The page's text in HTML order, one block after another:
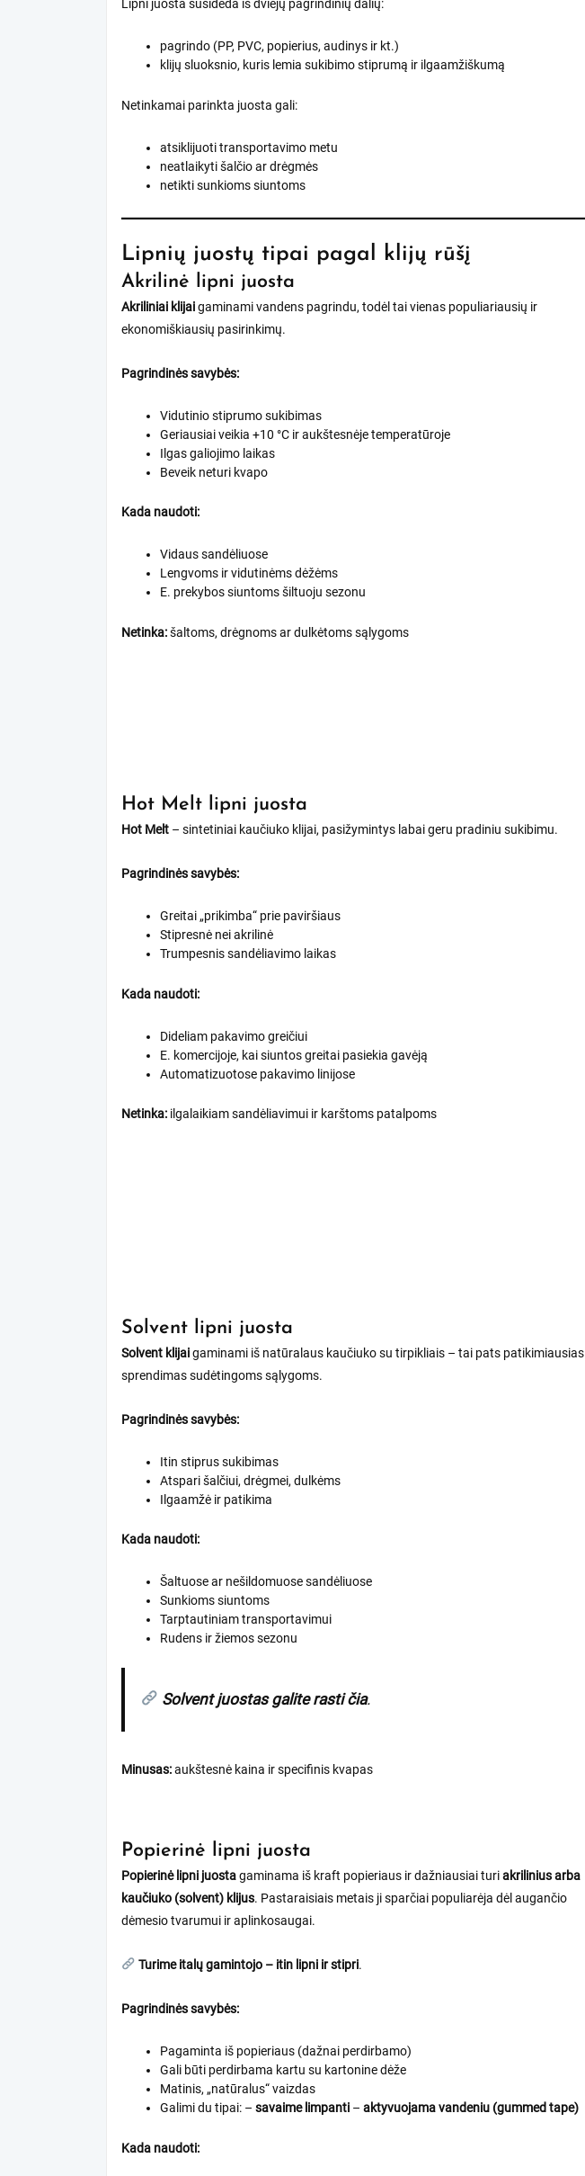
Lipni juosta susideda iš dviejų pagrindinių dalių:
pagrindo (PP, PVC, popierius, audinys ir kt.)
klijų sluoksnio, kuris lemia sukibimo stiprumą ir ilgaamžiškumą
Netinkamai parinkta juosta gali:
atsiklijuoti transportavimo metu
neatlaikyti šalčio ar drėgmės
netikti sunkioms siuntoms
Lipnių juostų tipai pagal klijų rūšį
Akrilinė lipni juosta
Akriliniai klijaigaminami vandens pagrindu, todėl tai vienas populiariausių ir
ekonomiškiausių pasirinkimų.
Pagrindinės savybės:
Vidutinio stiprumo sukibimas
Geriausiai veikia +10 °C ir aukštesnėje temperatūroje
Ilgas galiojimo laikas
Beveik neturi kvapo
Kada naudoti:
Vidaus sandėliuose
Lengvoms ir vidutinėms dėžėms
E. prekybos siuntoms šiltuoju sezonu
Netinka:šaltoms, drėgnoms ar dulkėtoms sąlygoms
Hot Melt lipni juosta
Hot Melt – sintetiniai kaučiuko klijai, pasižymintys labai geru pradiniu sukibimu.
Pagrindinės savybės:
Greitai „prikimba“ prie paviršiaus
Stipresnė nei akrilinė
Trumpesnis sandėliavimo laikas
Kada naudoti:
Dideliam pakavimo greičiui
E. komercijoje, kai siuntos greitai pasiekia gavėją
Automatizuotose pakavimo linijose
Netinka: ilgalaikiam sandėliavimui ir karštoms patalpoms
Solvent lipni juosta
Solvent klijaigaminami iš natūralaus kaučiuko su tirpikliais – tai pats patikimiausias
sprendimas sudėtingoms sąlygoms.
Pagrindinės savybės:
Itin stiprus sukibimas
Atspari šalčiui, drėgmei, dulkėms
Ilgaamžė ir patikima
Kada naudoti:
Šaltuose ar nešildomuose sandėliuose
Sunkioms siuntoms
Tarptautiniam transportavimui
Rudens ir žiemos sezonu
Solvent juostas galite rasti čia.
Minusas:aukštesnė kaina ir specifinis kvapas
Popierinė lipni juosta
Popierinė lipni juostagaminama iš kraft popieriaus ir dažniausiai turiakrilinius arba
kaučiuko (solvent) klijus. Pastaraisiais metais ji sparčiai populiarėja dėl augančio
dėmesio tvarumui ir aplinkosaugai.
Turime italų gamintojo – itin lipni ir stipri.
Pagrindinės savybės:
Pagaminta iš popieriaus (dažnai perdirbamo)
Gali būti perdirbama kartu su kartonine dėže
Matinis, „natūralus“ vaizdas
Galimi du tipai: –savaime limpanti –aktyvuojama vandeniu (gummed tape)
Kada naudoti: